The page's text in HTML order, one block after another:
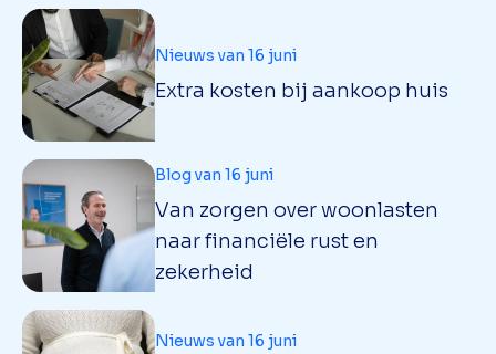
Extra kosten bij aankoop huis
Nieuws van 16 juni
Van zorgen over woonlasten
naar financiële rust en
zekerheid
Blog van 16 juni
Nieuws van 16 juni